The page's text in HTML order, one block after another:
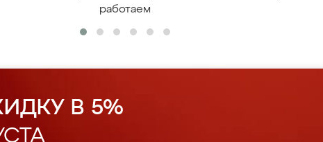
работаем
В 5%